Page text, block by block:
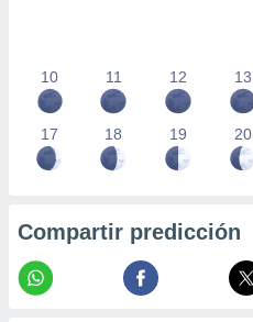
10 11 12 13
17 18 19 20
Compartir predicción